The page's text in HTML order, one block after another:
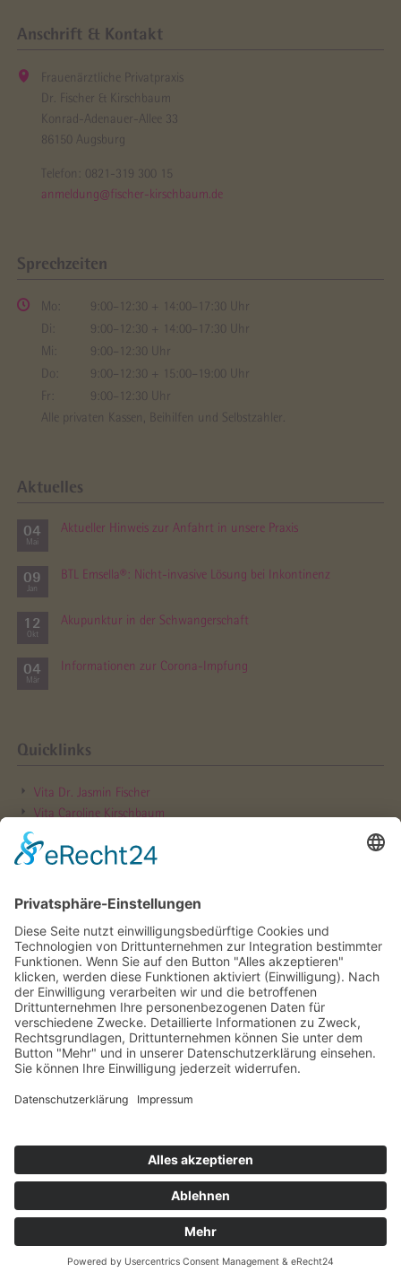
Anschrift & Kontakt
Frauenärztliche Privatpraxis
Dr. Fischer & Kirschbaum
Konrad-Adenauer-Allee 33
86150 Augsburg
Telefon: 0821-319 300 15
anmeldung@fischer-kirschbaum.de
Sprechzeiten
Mo:
9:00–12:30 + 14:00–17:30 Uhr
Di:
9:00–12:30 + 14:00–17:30 Uhr
Mi:
9:00–12:30 Uhr
Do:
9:00–12:30 + 15:00–19:00 Uhr
Fr:
9:00–12:30 Uhr
Alle privaten Kassen, Beihilfen und Selbstzahler.
Aktuelles
04
Mai
Aktueller Hinweis zur Anfahrt in unsere Praxis
09
Jan
BTL Emsella®: Nicht-invasive Lösung bei Inkontinenz
12
Okt
Akupunktur in der Schwanger­schaft
04
Mär
Informationen zur Corona-Impfung
Quicklinks
Vita Dr. Jasmin Fischer
Vita Caroline Kirschbaum
Hebammen­sprechstunde
Online Rezept­bestellung
Parkplätze für Patientinnen
Termin
Kirschbaum
-
Fachärztinnen
für
Frauenheilkunde
Kirschbaum
-
Fachärztinnen
für
Frauenheilkunde
Kirschbaum
Fachärztinnen
Frauenheilkunde
Service Kontakt
Privatpraxis Dr. Fischer & Kirschbaum - Fachärztinnen für Frauenheilkunde und
Impressum